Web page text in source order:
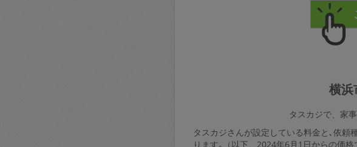
横浜
タスカジで、家
タスカジさんが設定している料金と､依頼
ります｡（以下、2024年6月1日からの価格